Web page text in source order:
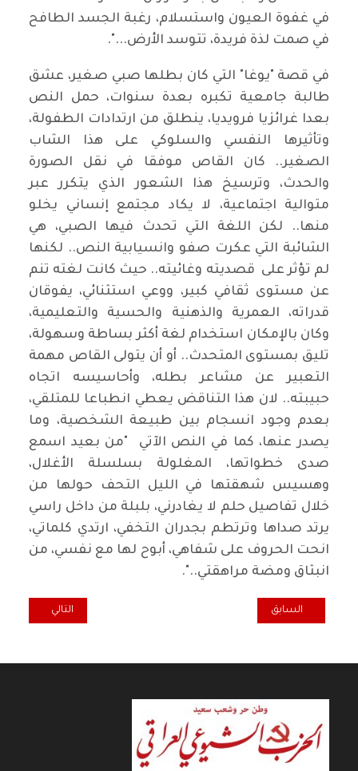
في غفوة العيون واستسلام، رغبة الجسد الطافح
في صمت لذة فريدة، تتوسد الأرض...".
في قصة "يوغا" التي كان بطلها صبي صغير، عشق
طالبة جامعية تكبره بعدة سنوات، حمل النص
بعدا غرائزيا فرويديا، ينطلق من ارتدادات الطفولة،
وتأثيرها النفسي والسلوكي على هذا الشاب
الصغير.. كان القاص موفقا في نقل الصورة
والحدث، وترسيخ هذا الشعور الذي يتكرر عبر
متوالية اجتماعية، لا يكاد مجتمع إنساني يخلو
منها.. لكن اللغة التي تحدث فيها الصبي، هي
الشائبة التي عكرت صفو وانسيابية النص.. لكنها
لم تؤثر على قصديته وغائيته.. حيث كانت لغته تنم
عن مستوى ثقافي كبير، ووعي استثنائي، يفوقان
قدراته، العمرية والذهنية والحسية والتعليمية،
وكان بالإمكان استخدام لغة أكثر بساطة وسهولة،
تليق بمستوى المتحدث.. أو أن يتولى القاص مهمة
التعبير عن مشاعر بطله، وأحاسيسه اتجاه
حبيبته.. لان هذا التناقض يعطي انطباعا للمتلقي،
بعدم وجود انسجام بين طبيعة الشخصية، وما
يصدر عنها، كما في النص الآتي "من بعيد اسمع
صدى خطواتها، المغلولة بسلسلة الأغلال،
وهسيس شهقتها في الليل التحف حولها من
خلال تفاصيل حلم لا يغادرني، بلبلة من داخل راسي
يرتد صداها وترتطم بجدران التخفي، ارتدي كلماتي،
انحت الحروف على شفاهي، أبوح لها مع نفسي، من
انبثاق ومضة مراهقتي..".
المقال السابق: عالم سان جون بيرس لم يخلق ليواكب الحقيقة
السابق المقال التالي: 27 آذار.. يوم المسرح العالمي
التالي